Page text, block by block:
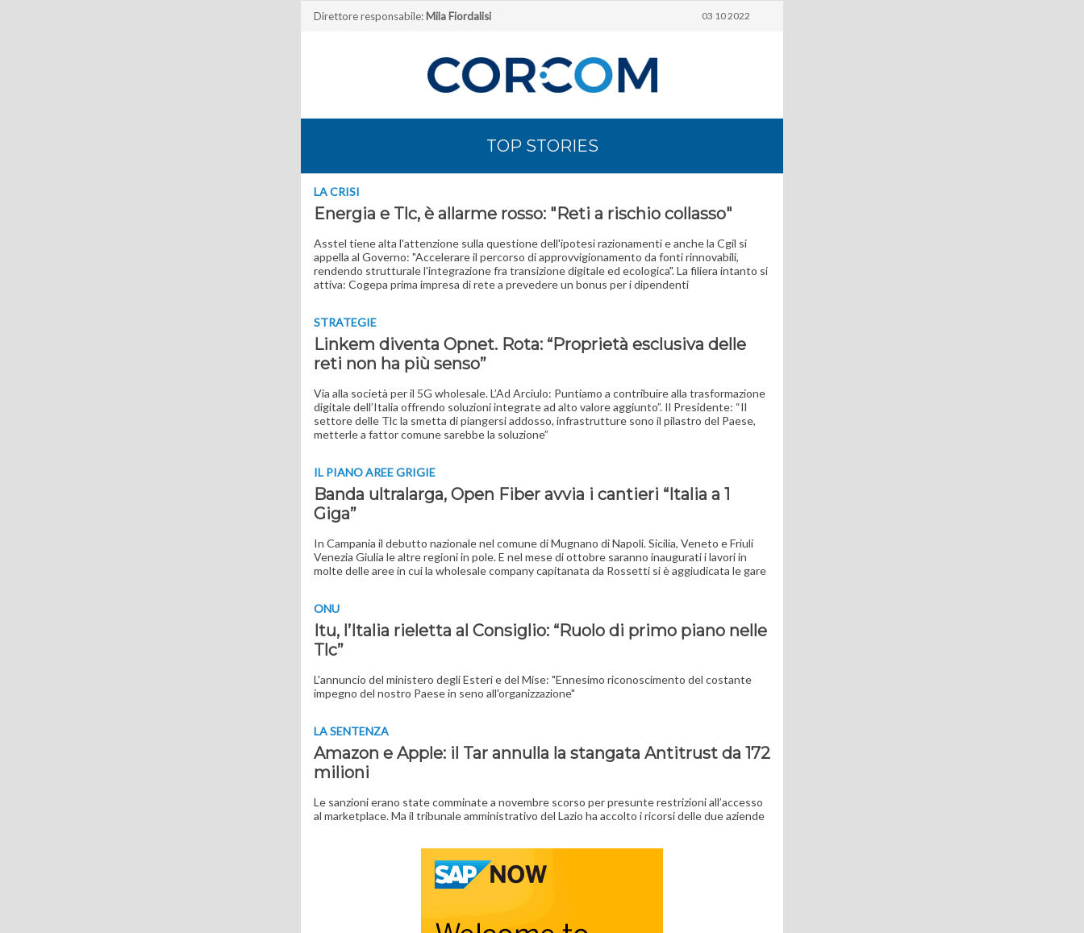
Direttore responsabile: Mila Fiordalisi 03 10 2022
TOP STORIES
LA CRISI
Energia e Tlc, è allarme rosso: "Reti a rischio collasso"
Asstel tiene alta l'attenzione sulla questione dell'ipotesi razionamenti e anche la Cgil si
appella al Governo: "Accelerare il percorso di approvvigionamento da fonti rinnovabili,
rendendo strutturale l'integrazione fra transizione digitale ed ecologica". La filiera intanto si
attiva: Cogepa prima impresa di rete a prevedere un bonus per i dipendenti
STRATEGIE
Linkem diventa Opnet. Rota: “Proprietà esclusiva delle
reti non ha più senso”
Via alla società per il 5G wholesale. L’Ad Arciulo: Puntiamo a contribuire alla trasformazione
digitale dell’Italia offrendo soluzioni integrate ad alto valore aggiunto”. Il Presidente: “Il
settore delle Tlc la smetta di piangersi addosso, infrastrutture sono il pilastro del Paese,
metterle a fattor comune sarebbe la soluzione”
IL PIANO AREE GRIGIE
Banda ultralarga, Open Fiber avvia i cantieri “Italia a 1
Giga”
In Campania il debutto nazionale nel comune di Mugnano di Napoli. Sicilia, Veneto e Friuli
Venezia Giulia le altre regioni in pole. E nel mese di ottobre saranno inaugurati i lavori in
molte delle aree in cui la wholesale company capitanata da Rossetti si è aggiudicata le gare
ONU
Itu, l’Italia rieletta al Consiglio: “Ruolo di primo piano nelle
Tlc”
L'annuncio del ministero degli Esteri e del Mise: "Ennesimo riconoscimento del costante
impegno del nostro Paese in seno all'organizzazione"
LA SENTENZA
Amazon e Apple: il Tar annulla la stangata Antitrust da 172
milioni
Le sanzioni erano state comminate a novembre scorso per presunte restrizioni all’accesso
al marketplace. Ma il tribunale amministrativo del Lazio ha accolto i ricorsi delle due aziende